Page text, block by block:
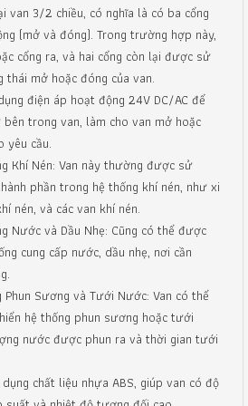
van 3/2 chiều, có nghĩa là có ba cổng
(mở và đóng). Trong trường hợp này,
cổng ra, và hai cổng còn lại được sử
thái mở hoặc đóng của van.
điện áp hoạt động 24V DC/AC để
trong van, làm cho van mở hoặc
yêu cầu.
Khí Nén: Van này thường được sử
phần trong hệ thống khí nén, như xi
nén, và các van khí nén.
Nước và Dầu Nhẹ: Cũng có thể được
cung cấp nước, dầu nhẹ, nơi cần
Phun Sương và Tưới Nước: Van có thể
hệ thống phun sương hoặc tưới
nước được phun ra và thời gian tưới
chất liệu nhựa ABS, giúp van có độ